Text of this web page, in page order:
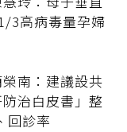
3高病毒量孕婦
南：建議設共
治白皮書」整
回診率